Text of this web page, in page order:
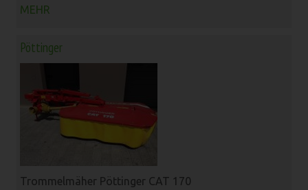
MEHR
Pöttinger
Trommelmäher Pöttinger CAT 170